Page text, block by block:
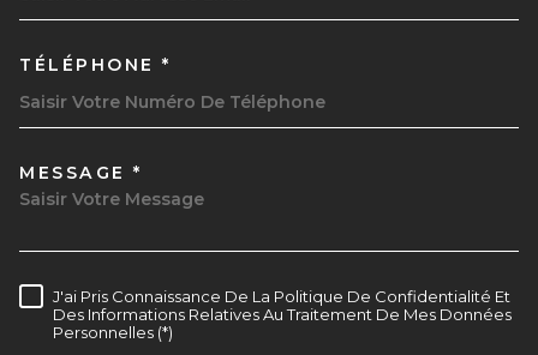
TÉLÉPHONE *
MESSAGE *
RÈGLEMENTATION
J'ai Pris Connaissance De La Politique De Confidentialité Et
Des Informations Relatives Au Traitement De Mes Données
Personnelles (*)